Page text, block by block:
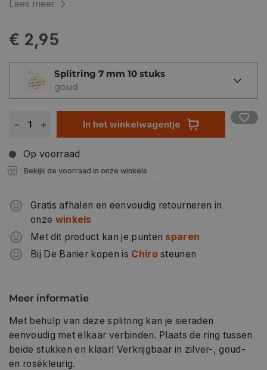
en rosékleurig.
Lees meer
€ 2,95
Splitring 7 mm 10 stuks
goud
In het winkelwagentje
Op voorraad
Bekijk de voorraad in onze winkels
Gratis afhalen en eenvoudig retourneren in
onze winkels
Met dit product kan je punten sparen
Bij De Banier kopen is Chirosteunen
Meer informatie
Met behulp van deze splitring kan je sieraden
eenvoudig met elkaar verbinden. Plaats de ring tussen
beide stukken en klaar! Verkrijgbaar in zilver-, goud-
en rosékleurig.